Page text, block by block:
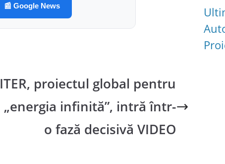
📰 Google News
ITER, proiectul global pentru
„energia infinită”, intră într-
o fază decisivă VIDEO